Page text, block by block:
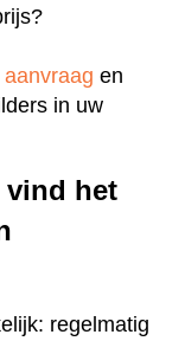
en
in uw
het
regelmatig